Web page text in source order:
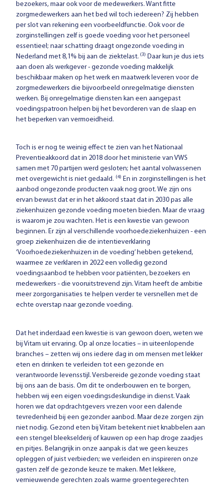
bezoekers, maar ook voor de medewerkers. Want fitte
zorgmedewerkers aan het bed wil toch iedereen? Zij hebben
per slot van rekening een voorbeeldfunctie. Ook voor de
zorginstellingen zelf is goede voeding voor het personeel
essentieel; naar schatting draagt ongezonde voeding in
Nederland met 8,1% bij aan de ziektelast. (3) Daar kun je dus iets
aan doen als werkgever - gezonde voeding makkelijk
beschikbaar maken op het werk en maatwerk leveren voor de
zorgmedewerkers die bijvoorbeeld onregelmatige diensten
werken. Bij onregelmatige diensten kan een aangepast
voedingspatroon helpen bij het bevorderen van de slaap en
het beperken van vermoeidheid.
Toch is er nog te weinig effect te zien van het Nationaal
Preventieakkoord dat in 2018 door het ministerie van VWS
samen met 70 partijen werd gesloten; het aantal volwassenen
met overgewicht is niet gedaald. (4) En in zorginstellingen is het
aanbod ongezonde producten vaak nog groot. We zijn ons
ervan bewust dat er in het akkoord staat dat in 2030 pas alle
ziekenhuizen gezonde voeding moeten bieden. Maar de vraag
is waarom je zou wachten. Het is een kwestie van gewoon
beginnen. Er zijn al verschillende voorhoedeziekenhuizen - een
groep ziekenhuizen die de intentieverklaring
‘Voorhoedeziekenhuizen in de voeding’ hebben getekend,
waarmee ze verklaren in 2022 een volledig gezond
voedingsaanbod te hebben voor patiënten, bezoekers en
medewerkers - die vooruitstrevend zijn. Vitam heeft de ambitie
meer zorgorganisaties te helpen verder te versnellen met de
echte overstap naar gezonde voeding.
Dat het inderdaad een kwestie is van gewoon doen, weten we
bij Vitam uit ervaring. Op al onze locaties – in uiteenlopende
branches – zetten wij ons iedere dag in om mensen met lekker
eten en drinken te verleiden tot een gezonde en
verantwoorde levensstijl. Versbereide gezonde voeding staat
bij ons aan de basis. Om dit te onderbouwen en te borgen,
hebben wij een eigen voedingsdeskundige in dienst. Vaak
horen we dat opdrachtgevers vrezen voor een dalende
tevredenheid bij een gezonder aanbod. Maar deze zorgen zijn
niet nodig. Gezond eten bij Vitam betekent niet knabbelen aan
een stengel bleekselderij of kauwen op een hap droge zaadjes
en pitjes. Belangrijk in onze aanpak is dat we geen keuzes
opleggen of juist verbieden; we verleiden en inspireren onze
gasten zelf de gezonde keuze te maken. Met lekkere,
vernieuwende gerechten zoals warme groentegerechten